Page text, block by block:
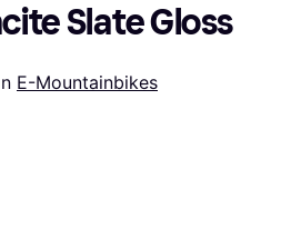
Slate Gloss
E-Mountainbikes